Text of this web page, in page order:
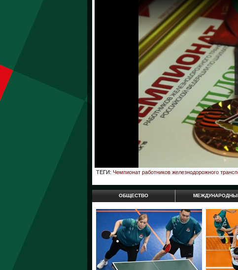
ТЕГИ: Чемпионат работников железнодорожного
ОБЩЕСТВО